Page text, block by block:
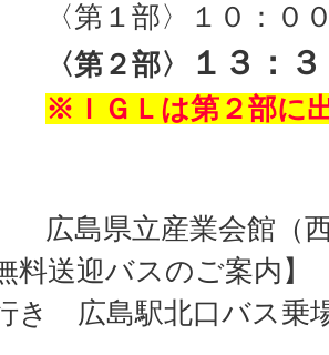
〉１０：００～
〈第２部〉
１３：
※ＩＧＬは第２部に
島県立産業会館（西
送迎バスのご案内】
き 広島駅北口バス乗